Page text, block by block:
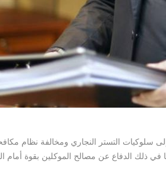
إلى سلوكيات التستر النجاري ومخالفة نظام
ذلك الدفاع عن مصالح الموكلين بقوة أمام